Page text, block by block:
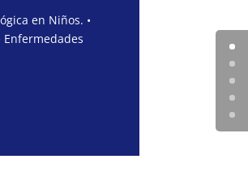
en Niños. •